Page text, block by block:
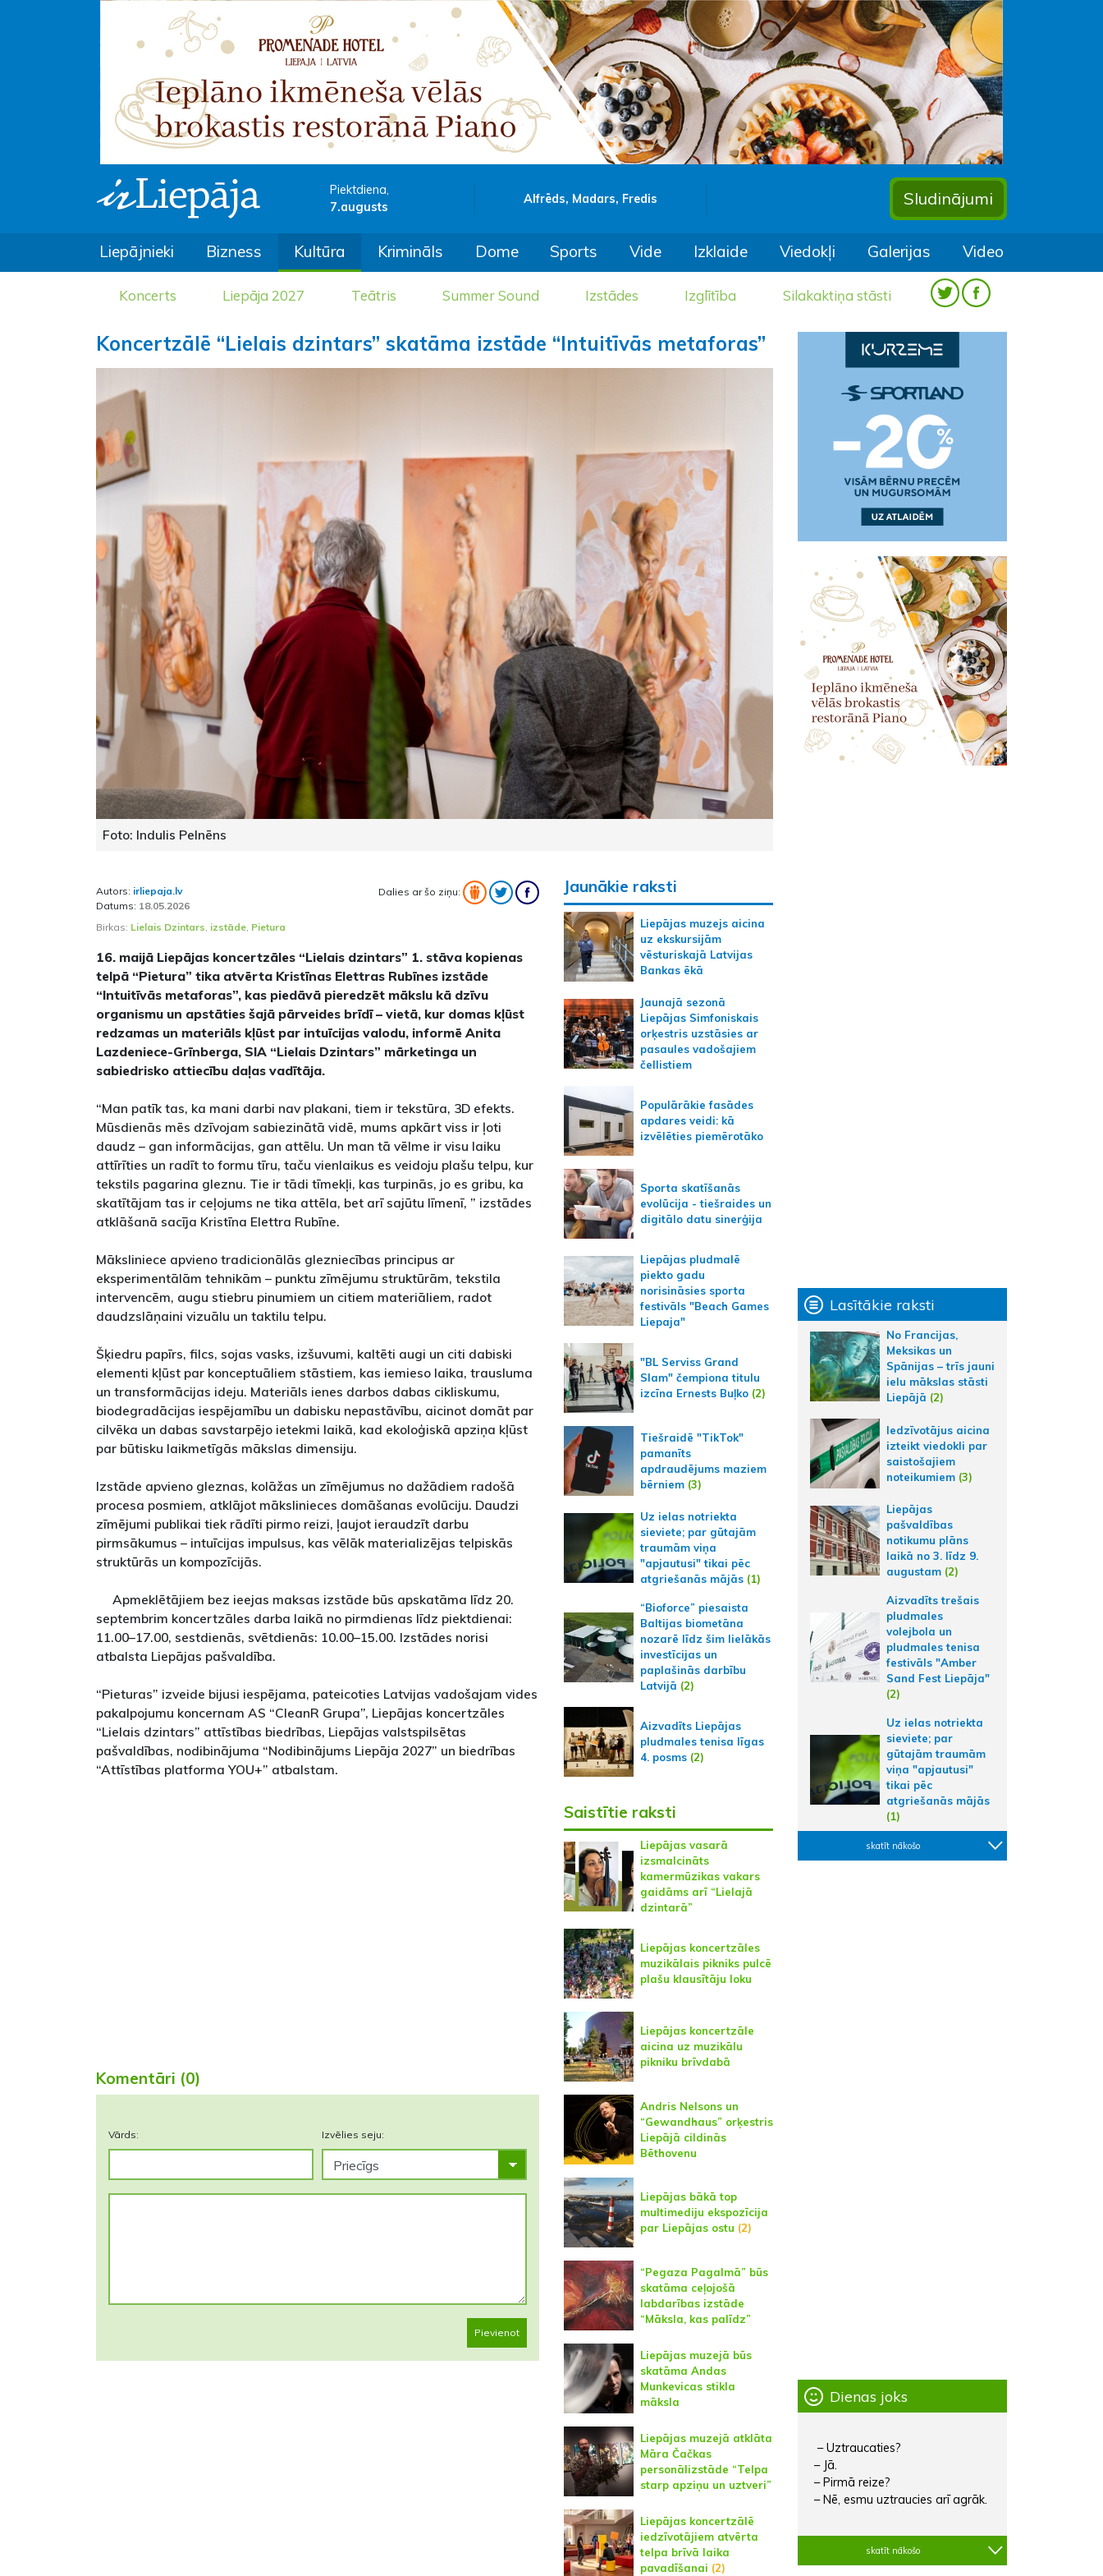
Piektdiena,
7.augusts
Alfrēds, Madars, Fredis Sludinājumi
Liepājnieki Bizness Kultūra Krimināls Dome Sports Vide Izklaide Viedokļi Galerijas Video
Koncerts Liepāja 2027 Teātris Summer Sound Izstādes Izglītība Silakaktiņa stāsti
Koncertzālē “Lielais dzintars” skatāma izstāde “Intuitīvās metaforas”
Foto: Indulis Pelnēns
Autors: irliepaja.lv
Datums: 18.05.2026
Dalies ar šo ziņu:
Birkas: Lielais Dzintars, izstāde, Pietura
16. maijā Liepājas koncertzāles “Lielais dzintars” 1. stāva kopienas
telpā “Pietura” tika atvērta Kristīnas Elettras Rubīnes izstāde
“Intuitīvās metaforas”, kas piedāvā pieredzēt mākslu kā dzīvu
organismu un apstāties šajā pārveides brīdī – vietā, kur domas kļūst
redzamas un materiāls kļūst par intuīcijas valodu, informē Anita
Lazdeniece-Grīnberga, SIA “Lielais Dzintars” mārketinga un
sabiedrisko attiecību daļas vadītāja.
“Man patīk tas, ka mani darbi nav plakani, tiem ir tekstūra, 3D efekts.
Mūsdienās mēs dzīvojam sabiezinātā vidē, mums apkārt viss ir ļoti
daudz – gan informācijas, gan attēlu. Un man tā vēlme ir visu laiku
attīrīties un radīt to formu tīru, taču vienlaikus es veidoju plašu telpu, kur
tekstils pagarina gleznu. Tie ir tādi tīmekļi, kas turpinās, jo es gribu, ka
skatītājam tas ir ceļojums ne tika attēla, bet arī sajūtu līmenī, ” izstādes
atklāšanā sacīja Kristīna Elettra Rubīne.
Māksliniece apvieno tradicionālās glezniecības principus ar
eksperimentālām tehnikām – punktu zīmējumu struktūrām, tekstila
intervencēm, augu stiebru pinumiem un citiem materiāliem, radot
daudzslāņaini vizuālu un taktilu telpu.
Šķiedru papīrs, filcs, sojas vasks, izšuvumi, kaltēti augi un citi dabiski
elementi kļūst par konceptuāliem stāstiem, kas iemieso laika, trausluma
un transformācijas ideju. Materiāls ienes darbos dabas cikliskumu,
biodegradācijas iespējamību un dabisku nepastāvību, aicinot domāt par
cilvēka un dabas savstarpējo ietekmi laikā, kad ekoloģiskā apziņa kļūst
par būtisku laikmetīgās mākslas dimensiju.
Izstāde apvieno gleznas, kolāžas un zīmējumus no dažādiem radošā
procesa posmiem, atklājot mākslinieces domāšanas evolūciju. Daudzi
zīmējumi publikai tiek rādīti pirmo reizi, ļaujot ieraudzīt darbu
pirmsākumus – intuīcijas impulsus, kas vēlāk materializējas telpiskās
struktūrās un kompozīcijās.
Apmeklētājiem bez ieejas maksas izstāde būs apskatāma līdz 20.
septembrim koncertzāles darba laikā no pirmdienas līdz piektdienai:
11.00–17.00, sestdienās, svētdienās: 10.00–15.00. Izstādes norisi
atbalsta Liepājas pašvaldība.
“Pieturas” izveide bijusi iespējama, pateicoties Latvijas vadošajam vides
pakalpojumu koncernam AS “CleanR Grupa”, Liepājas koncertzāles
“Lielais dzintars” attīstības biedrības, Liepājas valstspilsētas
pašvaldības, nodibinājuma “Nodibinājums Liepāja 2027” un biedrības
“Attīstības platforma YOU+” atbalstam.
Komentāri (0)
Vārds: Izvēlies seju:
Pievienot
Jaunākie raksti
Liepājas muzejs aicina
uz ekskursijām
vēsturiskajā Latvijas
Bankas ēkā
Jaunajā sezonā
Liepājas Simfoniskais
orķestris uzstāsies ar
pasaules vadošajiem
čellistiem
Populārākie fasādes
apdares veidi: kā
izvēlēties piemērotāko
Sporta skatīšanās
evolūcija - tiešraides un
digitālo datu sinerģija
Liepājas pludmalē
piekto gadu
norisināsies sporta
festivāls "Beach Games
Liepaja"
"BL Serviss Grand
Slam" čempiona titulu
izcīna Ernests Buļko(2)
Tiešraidē "TikTok"
pamanīts
apdraudējums maziem
bērniem(3)
Uz ielas notriekta
sieviete; par gūtajām
traumām viņa
"apjautusi" tikai pēc
atgriešanās mājās(1)
“Bioforce” piesaista
Baltijas biometāna
nozarē līdz šim lielākās
investīcijas un
paplašinās darbību
Latvijā (2)
Aizvadīts Liepājas
pludmales tenisa līgas
4. posms(2)
Saistītie raksti
Liepājas vasarā
izsmalcināts
kamermūzikas vakars
gaidāms arī “Lielajā
dzintarā”
Liepājas koncertzāles
muzikālais pikniks pulcē
plašu klausītāju loku
Liepājas koncertzāle
aicina uz muzikālu
pikniku brīvdabā
Andris Nelsons un
“Gewandhaus” orķestris
Liepājā cildinās
Bēthovenu
Liepājas bākā top
multimediju ekspozīcija
par Liepājas ostu (2)
“Pegaza Pagalmā” būs
skatāma ceļojošā
labdarības izstāde
“Māksla, kas palīdz”
Liepājas muzejā būs
skatāma Andas
Munkevicas stikla
māksla
Liepājas muzejā atklāta
Māra Čačkas
personālizstāde “Telpa
starp apziņu un uztveri”
Liepājas koncertzālē
iedzīvotājiem atvērta
telpa brīvā laika
pavadīšanai (2)
Lasītākie raksti
No Francijas,
Meksikas un
Spānijas – trīs jauni
ielu mākslas stāsti
Liepājā (2)
Iedzīvotājus aicina
izteikt viedokli par
saistošajiem
noteikumiem (3)
Liepājas
pašvaldības
notikumu plāns
laikā no 3. līdz 9.
augustam (2)
Aizvadīts trešais
pludmales
volejbola un
pludmales tenisa
festivāls "Amber
Sand Fest Liepāja"
(2)
Uz ielas notriekta
sieviete; par
gūtajām traumām
viņa "apjautusi"
tikai pēc
atgriešanās mājās
(1)
skatīt nākošo
Dienas joks
– Uztraucaties?
– Jā.
– Pirmā reize?
– Nē, esmu uztraucies arī agrāk.
skatīt nākošo